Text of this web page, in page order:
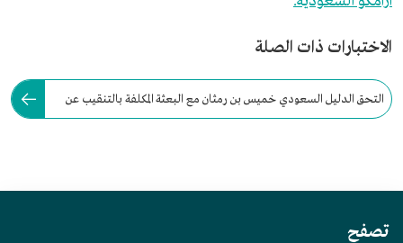
الاختبارات ذات الصلة
التحق الدليل السعودي خميس بن رمثان مع البعثة المكلفة بالتنقيب عن
تصفح